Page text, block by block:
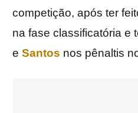
competição, após ter
na fase classificatória e
e Santos nos pênaltis